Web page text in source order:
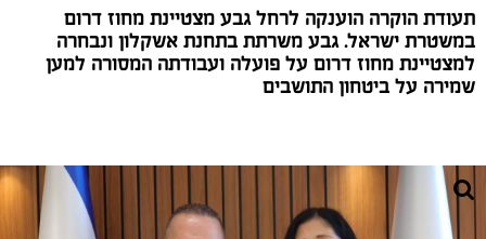
תעודת הוקרה הוענקה לרחל גבע מצטיינת מחוז דרום
במשטרת ישראל. גבע משרתת בתחנת אשקלון ונבחרה
למצטיינת מחוז דרום על פועלה ועבודתה המסורה למען
שמירה על ביטחון התושבים